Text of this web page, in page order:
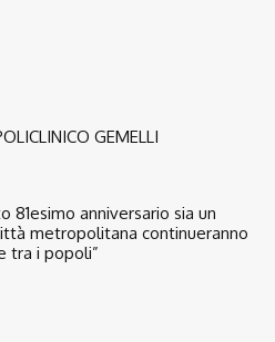
GEMELLI
81esimo anniversario sia un
metropolitana continueranno
tra i popoli”